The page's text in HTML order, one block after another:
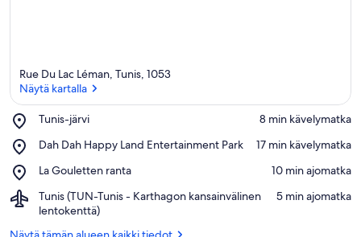
Rue Du Lac Léman, Tunis, 1053
Näytä kartalla
Tunis-järvi
Place,
järvi
‪8 min kävelymatka‬
Dah Dah Happy Land Entertainment Park
Place,
Dah
Land
Entertainment
Park
‪17 min kävelymatka‬
La Gouletten ranta
Place,
Gouletten
ranta
‪10 min ajomatka‬
Tunis (TUN-Tunis - Karthagon kansainvälinen
lentokenttä)
Airport,
Tunis
‪5 min ajomatka‬